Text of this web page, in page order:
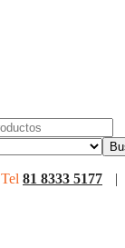
Tel 81 8333 5177 |